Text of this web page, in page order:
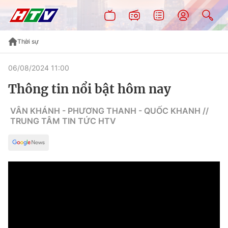
Thời sự
06/08/2024 11:00
Thông tin nổi bật hôm nay
VÂN KHÁNH - PHƯƠNG THANH - QUỐC KHANH //
TRUNG TÂM TIN TỨC HTV